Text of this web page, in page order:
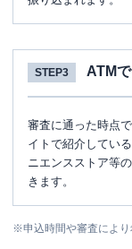
STEP3 ATM
審査に通った時点
イトで紹介してい
ニエンスストア等
きます。
※申込時間や審査により